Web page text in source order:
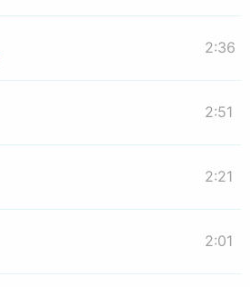
2:36
2:51
2:21
2:01